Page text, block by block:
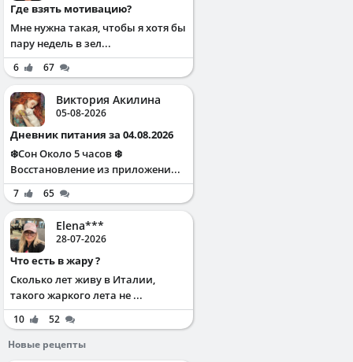
Где взять мотивацию?
Мне нужна такая, чтобы я хотя бы
пару недель в зел...
6 67
Виктория Акилина
05-08-2026
Дневник питания за 04.08.2026
❄️Сон Около 5 часов ❄️
Восстановление из приложени...
7 65
Elena***
28-07-2026
Что есть в жару ?
Сколько лет живу в Италии,
такого жаркого лета не ...
10
52
Новые рецепты